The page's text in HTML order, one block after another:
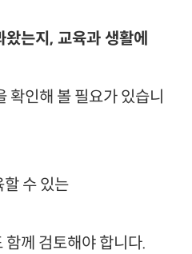
는지, 교육과 생활에
확인해 볼 필요가 있습니
수 있는
함께 검토해야 합니다.